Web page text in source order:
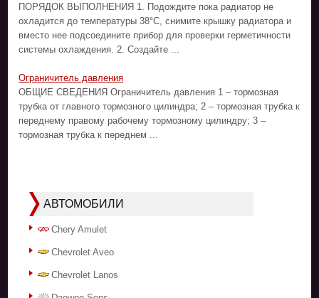
ПОРЯДОК ВЫПОЛНЕНИЯ 1. Подождите пока радиатор не
охладится до температуры 38°C, снимите крышку радиатора и
вместо нее подсоедините прибор для проверки герметичности
системы охлаждения. 2. Создайте ...
Ограничитель давления
ОБЩИЕ СВЕДЕНИЯ Ограничитель давления 1 – тормозная
трубка от главного тормозного цилиндра; 2 – тормозная трубка к
переднему правому рабочему тормозному цилиндру; 3 –
тормозная трубка к переднем ...
АВТОМОБИЛИ
Chery Amulet
Chevrolet Aveo
Chevrolet Lanos